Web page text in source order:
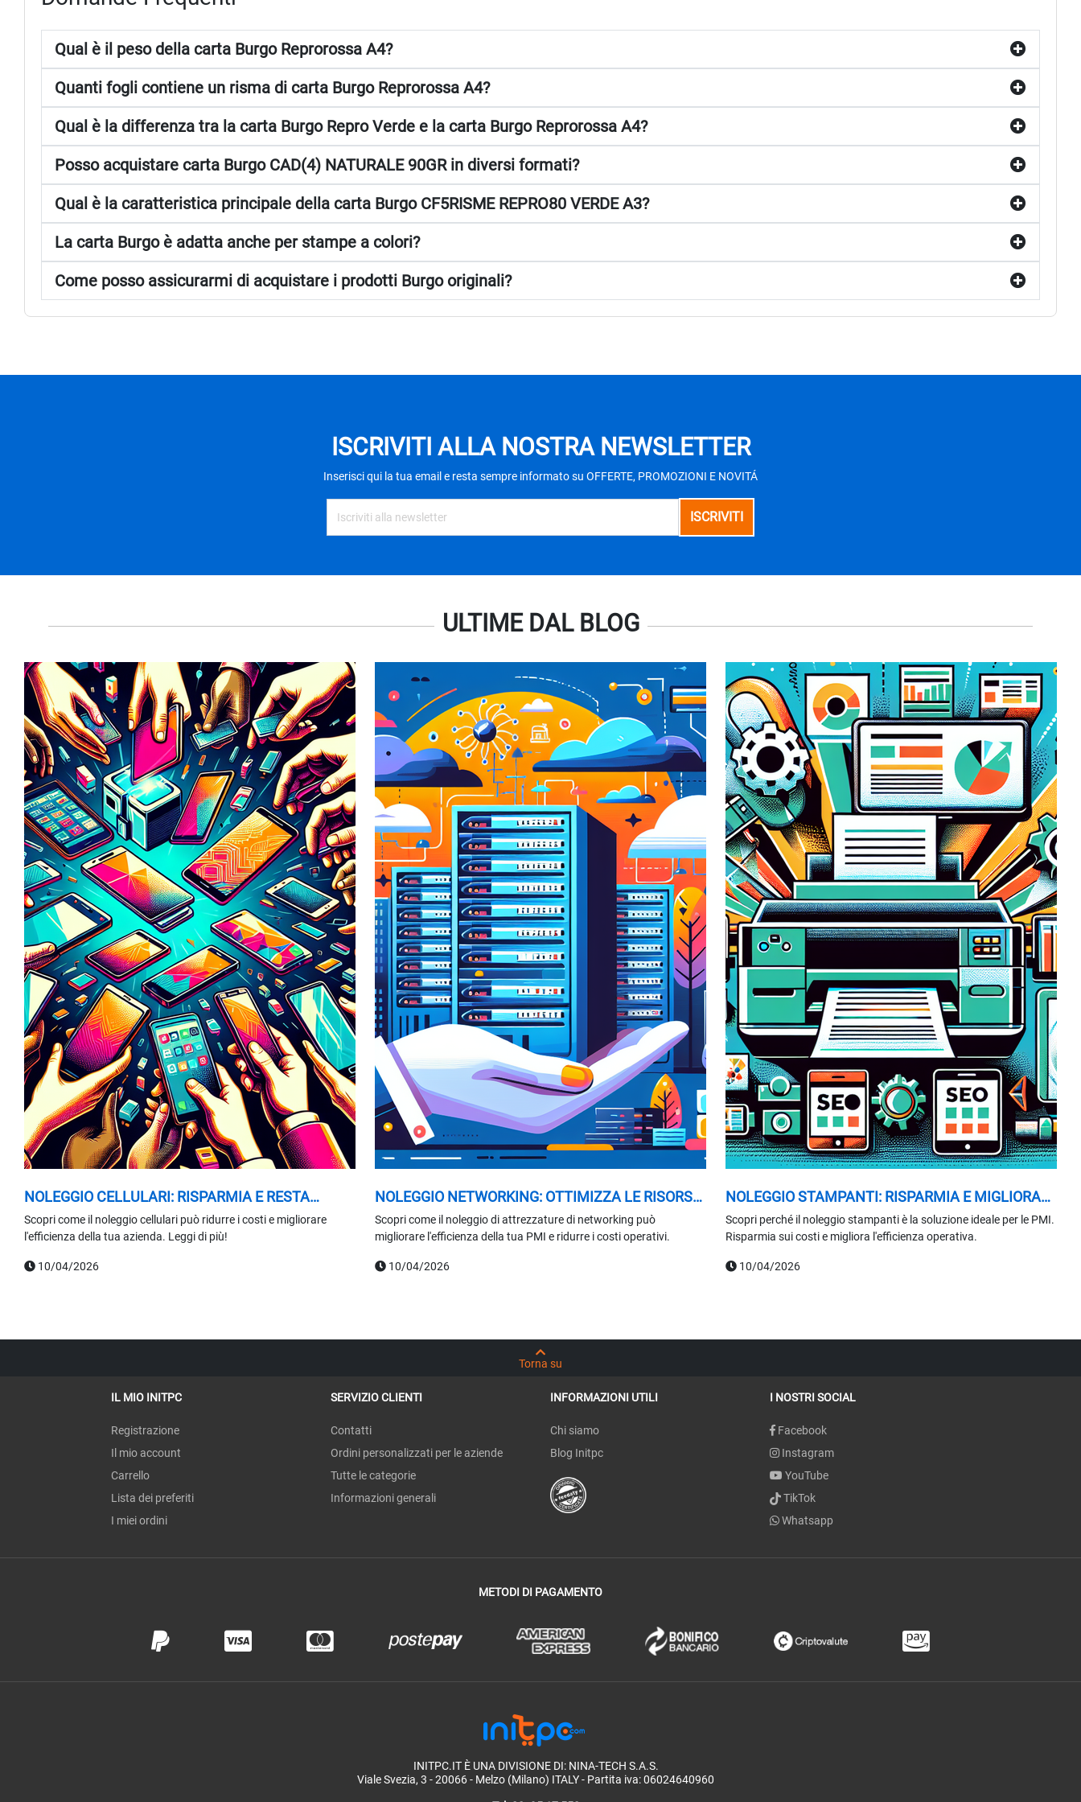
Qual è il peso della carta Burgo Reprorossa A4?
Quanti fogli contiene un risma di carta Burgo Reprorossa A4?
Qual è la differenza tra la carta Burgo Repro Verde e la carta Burgo Reprorossa A4?
Posso acquistare carta Burgo CAD(4) NATURALE 90GR in diversi formati?
Qual è la caratteristica principale della carta Burgo CF5RISME REPRO80 VERDE A3?
La carta Burgo è adatta anche per stampe a colori?
Come posso assicurarmi di acquistare i prodotti Burgo originali?
ISCRIVITI ALLA NOSTRA NEWSLETTER
Inserisci qui la tua email e resta sempre informato su OFFERTE, PROMOZIONI E NOVITÁ
ULTIME DAL BLOG
NOLEGGIO CELLULARI: RISPARMIA E RESTA
COMPETITIVO
Scopri come il noleggio cellulari può ridurre i costi e migliorare
l'efficienza della tua azienda. Leggi di più!
10/04/2026
NOLEGGIO NETWORKING: OTTIMIZZA LE RISORSE
DELLA TUA PMI
Scopri come il noleggio di attrezzature di networking può
migliorare l'efficienza della tua PMI e ridurre i costi operativi.
10/04/2026
NOLEGGIO STAMPANTI: RISPARMIA E MIGLIORA
L'EFFICIENZA
Scopri perché il noleggio stampanti è la soluzione ideale per le PMI.
Risparmia sui costi e migliora l'efficienza operativa.
10/04/2026
Torna su
IL MIO INITPC
Registrazione
Il mio account
Carrello
Lista dei preferiti
I miei ordini
SERVIZIO CLIENTI
Contatti
Ordini personalizzati per le aziende
Tutte le categorie
Informazioni generali
INFORMAZIONI UTILI
Chi siamo
Blog Initpc
I NOSTRI SOCIAL
Facebook
Instagram
YouTube
TikTok
Whatsapp
METODI DI PAGAMENTO
INITPC.IT È UNA DIVISIONE DI: NINA-TECH S.A.S.
Viale Svezia, 3 - 20066 - Melzo (Milano) ITALY - Partita iva: 06024640960